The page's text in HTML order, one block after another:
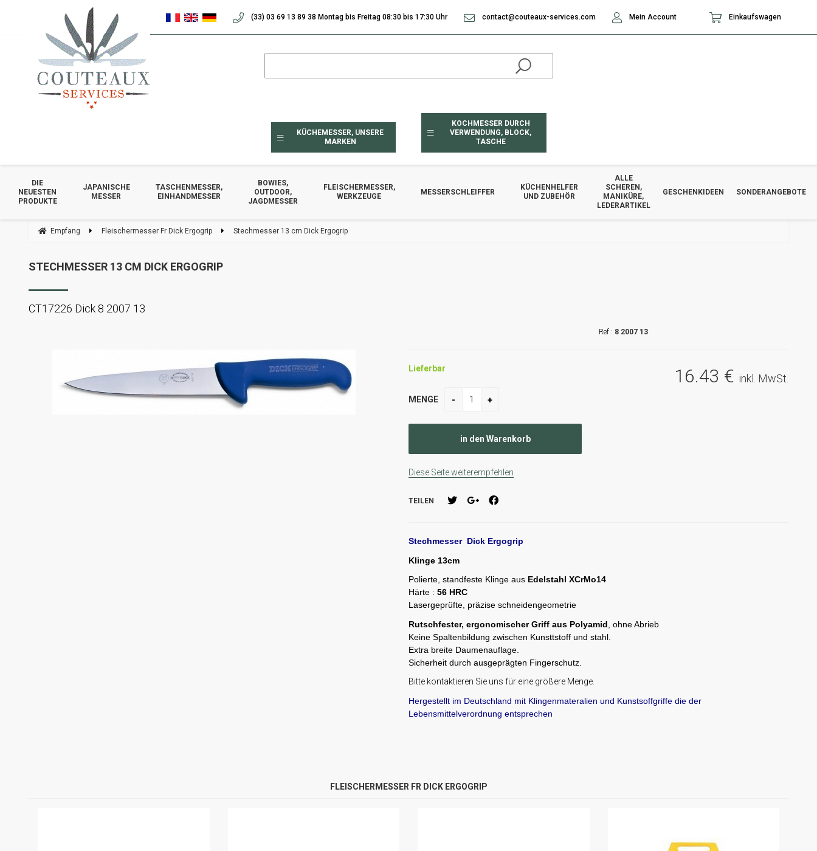
KÜCHEMESSER, UNSERE
MARKEN
KOCHMESSER DURCH
VERWENDUNG, BLOCK,
TASCHE
DIE
NEUESTEN
PRODUKTE
JAPANISCHE
MESSER
TASCHENMESSER,
EINHANDMESSER
BOWIES,
OUTDOOR,
JAGDMESSER
FLEISCHERMESSER,
WERKZEUGE
MESSERSCHLEIFFER
KÜCHENHELFER
UND ZUBEHÖR
ALLE
SCHEREN,
MANIKÜRE,
LEDERARTIKEL
GESCHENKIDEEN SONDERANGEBOTE
Empfang Fleischermesser Fr Dick Ergogrip Stechmesser 13 cm Dick Ergogrip
STECHMESSER 13 CM DICK ERGOGRIP
CT17226 Dick 8 2007 13
8 2007 13
16.43 € inkl. MwSt.
Lieferbar
MENGE
Diese Seite weiterempfehlen
TEILEN
Stechmesser Dick Ergogrip
Klinge 13cm
Polierte, standfeste Klinge aus Edelstahl XCrMo14
Härte : 56 HRC
Lasergeprüfte, präzise schneidengeometrie
Rutschfester, ergonomischer Griff aus Polyamid , ohne Abrieb
Keine Spaltenbildung zwischen Kunsttstoff und stahl.
Extra breite Daumenauflage.
Sicherheit durch ausgeprägten Fingerschutz.
Bitte kontaktieren Sie uns für eine größere Menge.
Hergestellt im Deutschland mit Klingenmateralien und Kunstsoffgriffe die der
Lebensmittelverordnung entsprechen
FLEISCHERMESSER FR DICK ERGOGRIP
(33) 03 69 13 89 38 Montag bis Freitag 08:30 bis 17:30 Uhr contact@couteaux-services.com Mein Account Einkaufswagen